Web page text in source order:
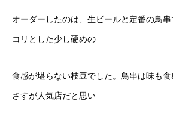
オーダーしたのは、生ビールと定番の鳥
コリとした少し硬めの
食感が堪らない枝豆でした。鳥串は味も食
さすが人気店だと思い